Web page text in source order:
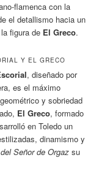
flamenca con la
el detallismo hacia un
figura de El Greco.
Y EL GRECO
, diseñado por
es el máximo
y sobriedad
El Greco, formado
en Toledo un
dinamismo y
Señor de Orgaz su